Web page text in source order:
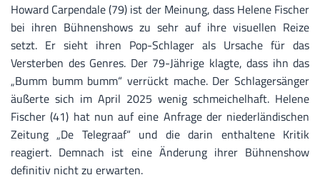
Howard Carpendale (79) ist der Meinung, dass Helene Fischer
bei ihren Bühnenshows zu sehr auf ihre visuellen Reize
setzt. Er sieht ihren Pop-Schlager als Ursache für das
Versterben des Genres. Der 79-Jährige klagte, dass ihn das
„Bumm bumm bumm“ verrückt mache. Der Schlagersänger
äußerte sich im April 2025 wenig schmeichelhaft. Helene
Fischer (41) hat nun auf eine Anfrage der niederländischen
Zeitung „De Telegraaf“ und die darin enthaltene Kritik
reagiert. Demnach ist eine Änderung ihrer Bühnenshow
definitiv nicht zu erwarten.